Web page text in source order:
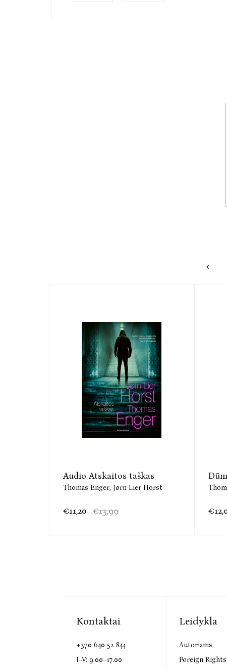
Audio Atskaitos taškas
Thomas Enger, Jørn Lier Horst
€11,20 €13,99
Kontaktai
+370 640 52 844
I–V: 9.00–17.00
Leidykla
Autoriams
Foreign Rights